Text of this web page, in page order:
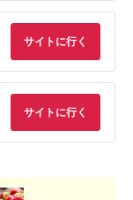
サイトに行く
サイトに行く